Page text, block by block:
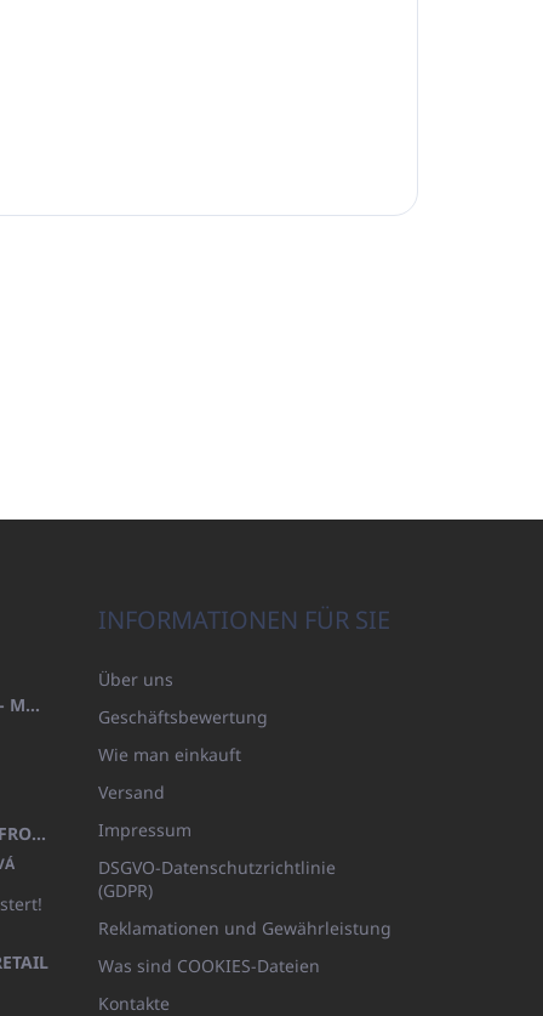
HANDTUCH 100X200 FAMILY - MARINEBLAU (480GR)
KINDERBADEMANTEL BEYAZ, FROTE WEISS MIT KAPUZE (400GR)
INFORMATIONEN FÜR SIE
Über uns
Geschäftsbewertung
Wie man einkauft
Versand
Impressum
DSGVO-Datenschutzrichtlinie
(GDPR)
Reklamationen und Gewährleistung
Was sind COOKIES-Dateien
Kontakte